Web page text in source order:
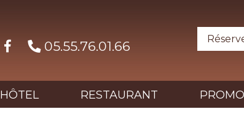
05.55.76.01.66
HÔTEL RESTAURANT